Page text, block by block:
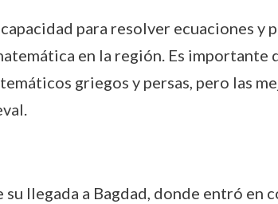
capacidad para resolver ecuaciones y
en la región. Es importante
griegos y persas, pero las
llegada a Bagdad, donde entró en